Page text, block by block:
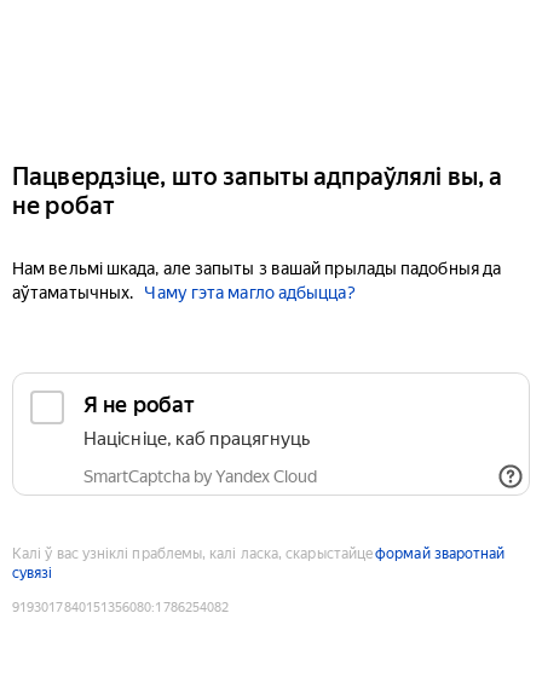
Пацвердзіце, што запыты адпраўлялі вы, а
не робат
Нам вельмі шкада, але запыты з вашай прылады падобныя да
аўтаматычных.
Чаму гэта магло адбыцца?
Я не робат
Націсніце, каб працягнуць
SmartCaptcha by Yandex Cloud
Калі ў вас узніклі праблемы, калі ласка, скарыстайцеформай зваротнай
сувязі
9193017840151356080:1786254082